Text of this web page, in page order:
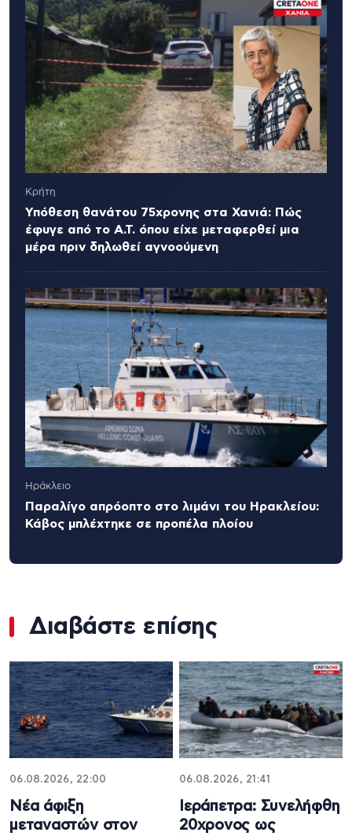
Κρήτη
Υπόθεση θανάτου 75χρονης στα Χανιά: Πώς
έφυγε από το Α.Τ. όπου είχε μεταφερθεί μια
μέρα πριν δηλωθεί αγνοούμενη
Ηράκλειο
Παραλίγο απρόοπτο στο λιμάνι του Ηρακλείου:
Κάβος μπλέχτηκε σε προπέλα πλοίου
Διαβάστε επίσης
06.08.2026, 22:00
Νέα άφιξη
μεταναστών στον
06.08.2026, 21:41
Ιεράπετρα: Συνελήφθη
20χρονος ως